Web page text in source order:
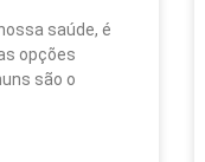
saúde, é
opções
são o